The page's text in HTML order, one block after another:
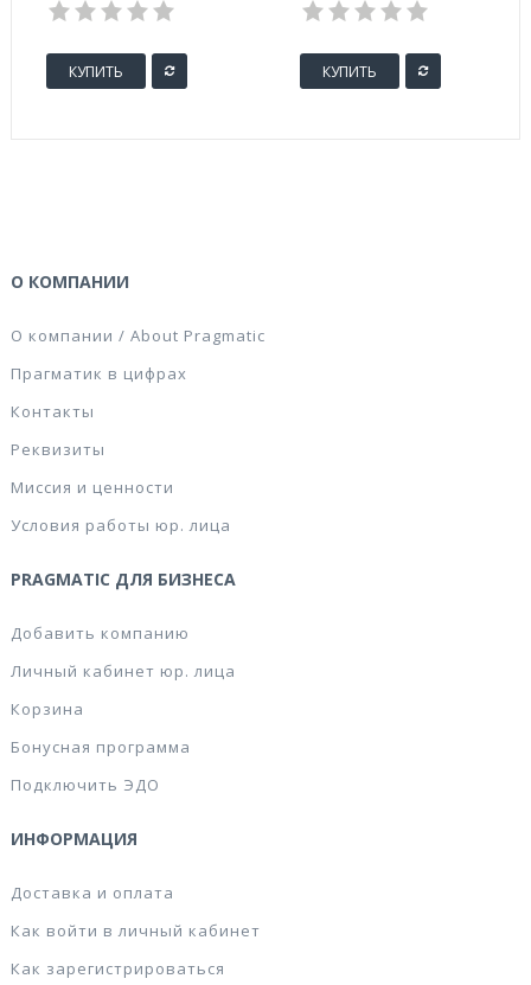
КУПИТЬ КУПИТЬ
О КОМПАНИИ
О компании / About Pragmatic
Прагматик в цифрах
Контакты
Реквизиты
Миссия и ценности
Условия работы юр. лица
PRAGMATIC ДЛЯ БИЗНЕСА
Добавить компанию
Личный кабинет юр. лица
Корзина
Бонусная программа
Подключить ЭДО
ИНФОРМАЦИЯ
Доставка и оплата
Как войти в личный кабинет
Как зарегистрироваться